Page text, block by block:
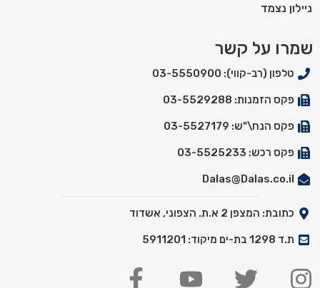
ניילון נצמד
שמרו על קשר
טלפון (רב-קווי): 03-5550900
פקס הזמנות: 03-5529288
פקס הנח\"ש: 03-5527179
פקס רכש: 03-5525233
Dalas@Dalas.co.il
כתובת: המצפן 2 א.ת. הצפוני, אשדוד
ת.ד 1298 בת-ים מיקוד: 5911201